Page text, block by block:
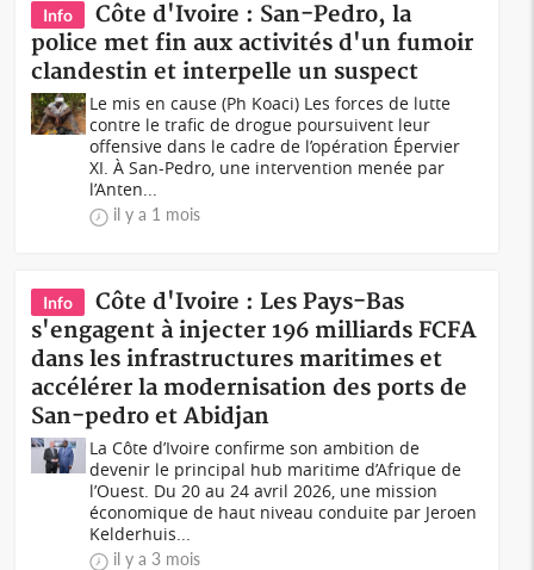
Info
Côte d'Ivoire : San-Pedro, la
police met fin aux activités d'un fumoir
clandestin et interpelle un suspect
Le mis en cause (Ph Koaci) Les forces de lutte
contre le trafic de drogue poursuivent leur
offensive dans le cadre de l’opération Épervier
XI. À San-Pedro, une intervention menée par
l’Anten...
il y a 1 mois
Info
Côte d'Ivoire : Les Pays-Bas
s'engagent à injecter 196 milliards FCFA
dans les infrastructures maritimes et
accélérer la modernisation des ports de
San-pedro et Abidjan
La Côte d’Ivoire confirme son ambition de
devenir le principal hub maritime d’Afrique de
l’Ouest. Du 20 au 24 avril 2026, une mission
économique de haut niveau conduite par Jeroen
Kelderhuis...
il y a 3 mois